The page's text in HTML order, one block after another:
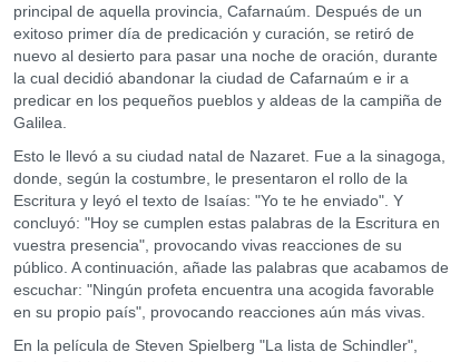
principal de aquella provincia, Cafarnaúm. Después de un
exitoso primer día de predicación y curación, se retiró de
nuevo al desierto para pasar una noche de oración, durante
la cual decidió abandonar la ciudad de Cafarnaúm e ir a
predicar en los pequeños pueblos y aldeas de la campiña de
Galilea.
Esto le llevó a su ciudad natal de Nazaret. Fue a la sinagoga,
donde, según la costumbre, le presentaron el rollo de la
Escritura y leyó el texto de Isaías: "Yo te he enviado". Y
concluyó: "Hoy se cumplen estas palabras de la Escritura en
vuestra presencia", provocando vivas reacciones de su
público. A continuación, añade las palabras que acabamos de
escuchar: "Ningún profeta encuentra una acogida favorable
en su propio país", provocando reacciones aún más vivas.
En la película de Steven Spielberg "La lista de Schindler",